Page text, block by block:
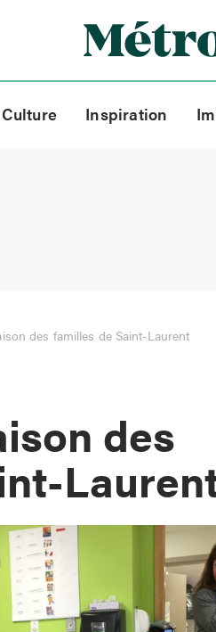
Culture Inspiration
des familles de Saint-Laurent
des